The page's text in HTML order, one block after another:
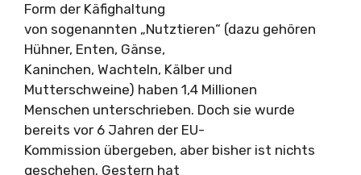
Form der Käfighaltung
von sogenannten „Nutztieren“ (dazu gehören
Hühner, Enten, Gänse,
Kaninchen, Wachteln, Kälber und
Mutterschweine) haben 1,4 Millionen
Menschen unterschrieben. Doch sie wurde
bereits vor 6 Jahren der EU-
Kommission übergeben, aber bisher ist nichts
geschehen. Gestern hat